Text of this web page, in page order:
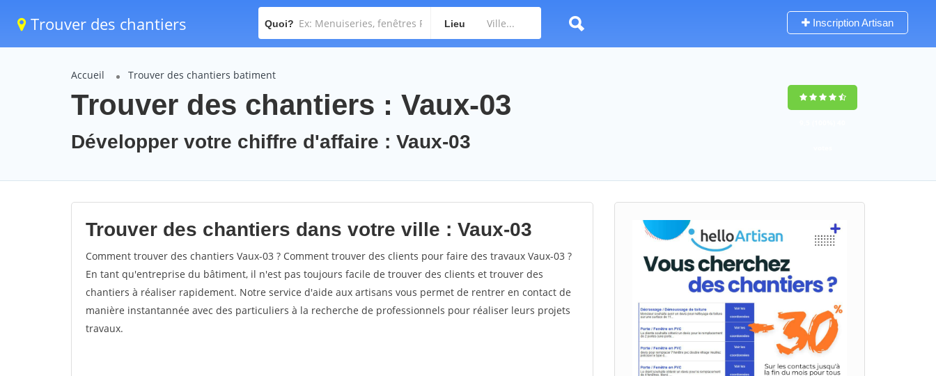
Trouver des chantiers Quoi? Lieu Inscription Artisan
Accueil Trouver des chantiers batiment
Trouver des chantiers : Vaux-03
Développer votre chiffre d'affaire : Vaux-03
Trouver des chantiers dans votre ville : Vaux-03
Comment trouver des chantiers Vaux-03 ? Comment trouver des clients pour faire des travaux Vaux-03 ?
En tant qu'entreprise du bâtiment, il n'est pas toujours facile de trouver des clients et trouver des
chantiers à réaliser rapidement. Notre service d'aide aux artisans vous permet de rentrer en contact de
manière instantannée avec des particuliers à la recherche de professionnels pour réaliser leurs projets
travaux.